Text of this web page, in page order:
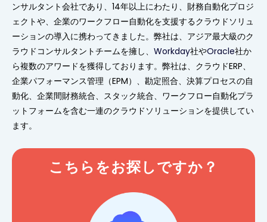
ンサルタント会社であり、14年以上にわたり、財務自動化プロジ
ェクトや、企業のワークフロー自動化を支援するクラウドソリュ
ーションの導入に携わってきました。弊社は、アジア最大級のク
ラウドコンサルタントチームを擁し、 Workday社やOracle社か
ら複数のアワードを獲得しております。弊社は、クラウドERP、
企業パフォーマンス管理（EPM）、勘定照合、決算プロセスの自
動化、企業間財務統合、スタック統合、ワークフロー自動化プラ
ットフォームを含む一連のクラウドソリューションを提供してい
ます。
こちらをお探しですか？